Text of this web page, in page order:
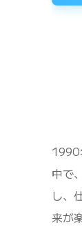
1990
中で
し、
来が